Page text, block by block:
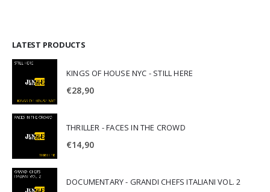
LATEST PRODUCTS
KINGS OF HOUSE NYC - STILL HERE
€28,90
THRILLER - FACES IN THE CROWD
€14,90
DOCUMENTARY - GRANDI CHEFS ITALIANI VOL. 2